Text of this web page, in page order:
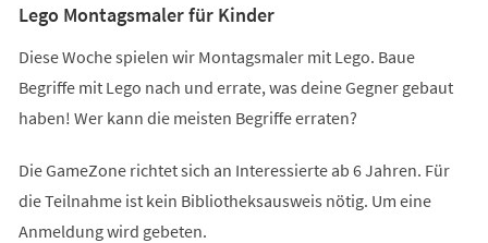
Lego Montagsmaler für Kinder
Diese Woche spielen wir Montagsmaler mit Lego. Baue
Begriffe mit Lego nach und errate, was deine Gegner gebaut
haben! Wer kann die meisten Begriffe erraten?
Die GameZone richtet sich an Interessierte ab 6 Jahren. Für
die Teilnahme ist kein Bibliotheksausweis nötig. Um eine
Anmeldung wird gebeten.